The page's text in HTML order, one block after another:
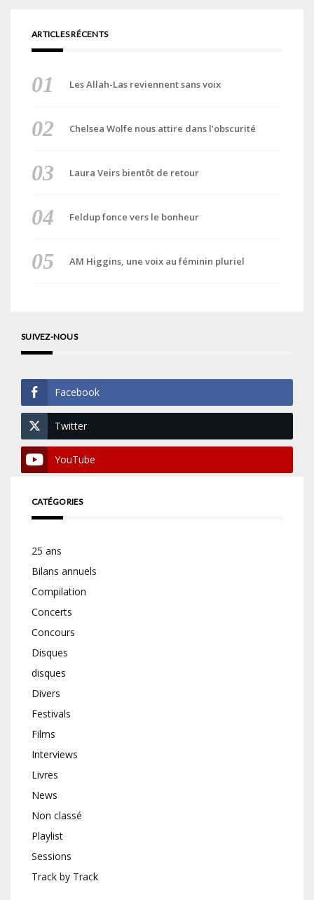
ARTICLES RÉCENTS
Les Allah-Las reviennent sans voix
Chelsea Wolfe nous attire dans l’obscurité
Laura Veirs bientôt de retour
Feldup fonce vers le bonheur
AM Higgins, une voix au féminin pluriel
SUIVEZ-NOUS
Facebook
Twitter
YouTube
CATÉGORIES
25 ans
Bilans annuels
Compilation
Concerts
Concours
Disques
disques
Divers
Festivals
Films
Interviews
Livres
News
Non classé
Playlist
Sessions
Track by Track